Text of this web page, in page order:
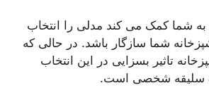
شما کمک می کند مدلی را انتخاب
شما سازگار باشد. در حالی که
تاثیر بسزایی در این انتخاب
سلیقه شخصی است.